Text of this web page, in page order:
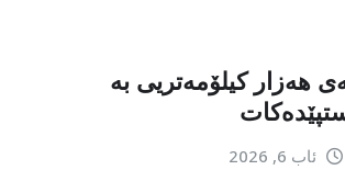
هەزار کیلۆمەتریی بە
ئاب 6, 2026